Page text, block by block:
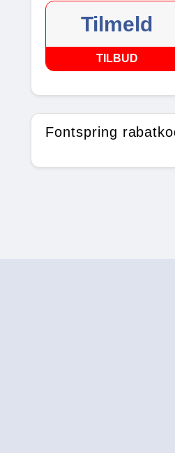
Tilmeld
TILBUD
Fontspring